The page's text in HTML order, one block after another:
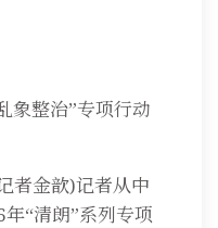
整治”专项行动
金歆)记者从中
“清朗”系列专项